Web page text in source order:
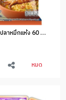
มาม่ารสซุปปลาหมึกแห้ง 60 กรัม
หมด